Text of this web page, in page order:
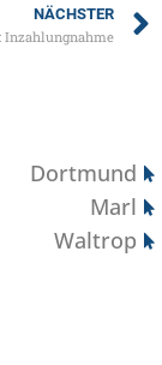
NÄCHSTER
Inzahlungnahme
Dortmund
Marl
Waltrop